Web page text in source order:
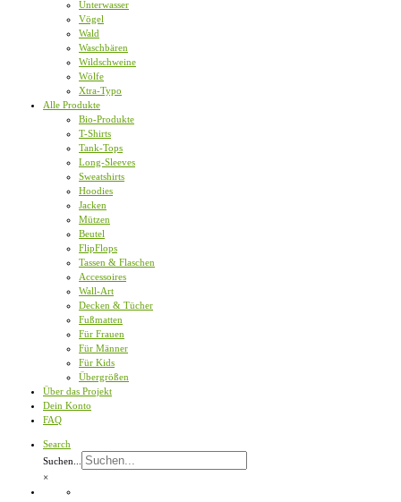
Unterwasser
Vögel
Wald
Waschbären
Wildschweine
Wölfe
Xtra-Typo
Alle Produkte
Bio-Produkte
T-Shirts
Tank-Tops
Long-Sleeves
Sweatshirts
Hoodies
Jacken
Mützen
Beutel
FlipFlops
Tassen & Flaschen
Accessoires
Wall-Art
Decken & Tücher
Fußmatten
Für Frauen
Für Männer
Für Kids
Übergrößen
Über das Projekt
Dein Konto
FAQ
Search
Suchen...
×